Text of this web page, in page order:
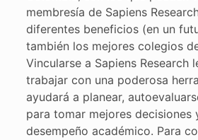
membresía de Sapiens
diferentes beneficios (en un
también los mejores colegios
Vincularse a Sapiens Research
trabajar con una poderosa
ayudará a planear,
para tomar mejores decisiones
desempeño académico. Para